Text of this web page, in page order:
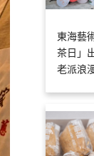
東海藝
茶日」
老派浪